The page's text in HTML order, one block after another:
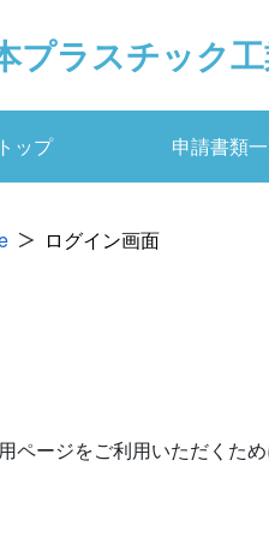
プラスチック
トップ 申請書類
ログイン画面
ページをご利用いただくた